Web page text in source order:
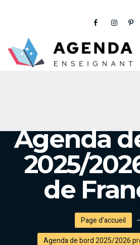
Agenda
2025/
de
Page d'accueil
Agenda de bord 2025/2026